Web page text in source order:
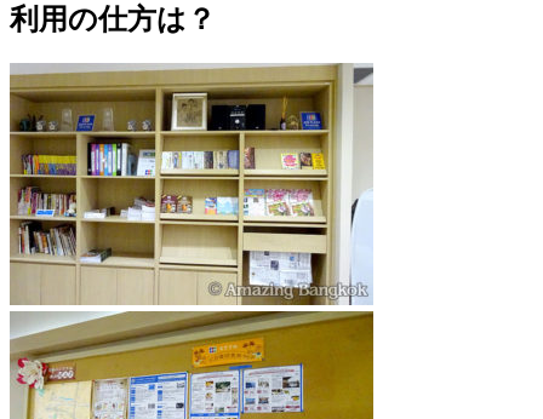
利用の仕方は？